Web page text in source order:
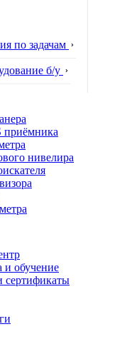
по задачам
б/у
приёмника
нивелира
и обучение
сертификаты